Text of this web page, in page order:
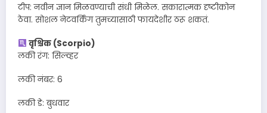
टीप: नवीन ज्ञान मिळवण्याची संधी मिळेल. सकारात्मक दृष्टीकोन
ठेवा. सोशल नेटवर्किंग तुमच्यासाठी फायदेशीर ठरू शकतं.
वृश्चिक (Scorpio)
लकी रंग: सिल्व्हर
लकी नंबर: 6
लकी डे: बुधवार